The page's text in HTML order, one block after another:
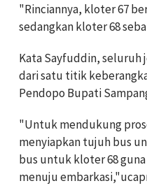
"Rinciannya, kloter 67
sedangkan kloter 68
Kata Sayfuddin, seluruh
dari satu titik
Pendopo Bupati
"Untuk mendukung
menyiapkan tujuh bus
bus untuk kloter 68
menuju